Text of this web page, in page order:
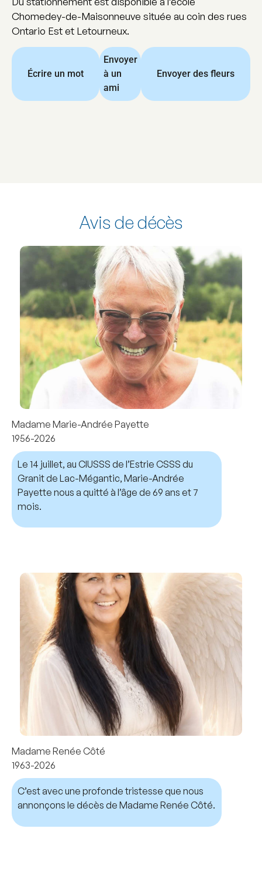
Chomedey-de-Maisonneuve située au coin des rues
Ontario Est et Letourneux.
Écrire un mot
Envoyer
à un
ami
Envoyer des fleurs
Avis de décès
Madame Marie-Andrée Payette
1956-2026
Le 14 juillet, au CIUSSS de l’Estrie CSSS du
Granit de Lac-Mégantic, Marie-Andrée
Payette nous a quitté à l’âge de 69 ans et 7
mois.
Madame Renée Côté
1963-2026
C’est avec une profonde tristesse que nous
annonçons le décès de Madame Renée Côté.